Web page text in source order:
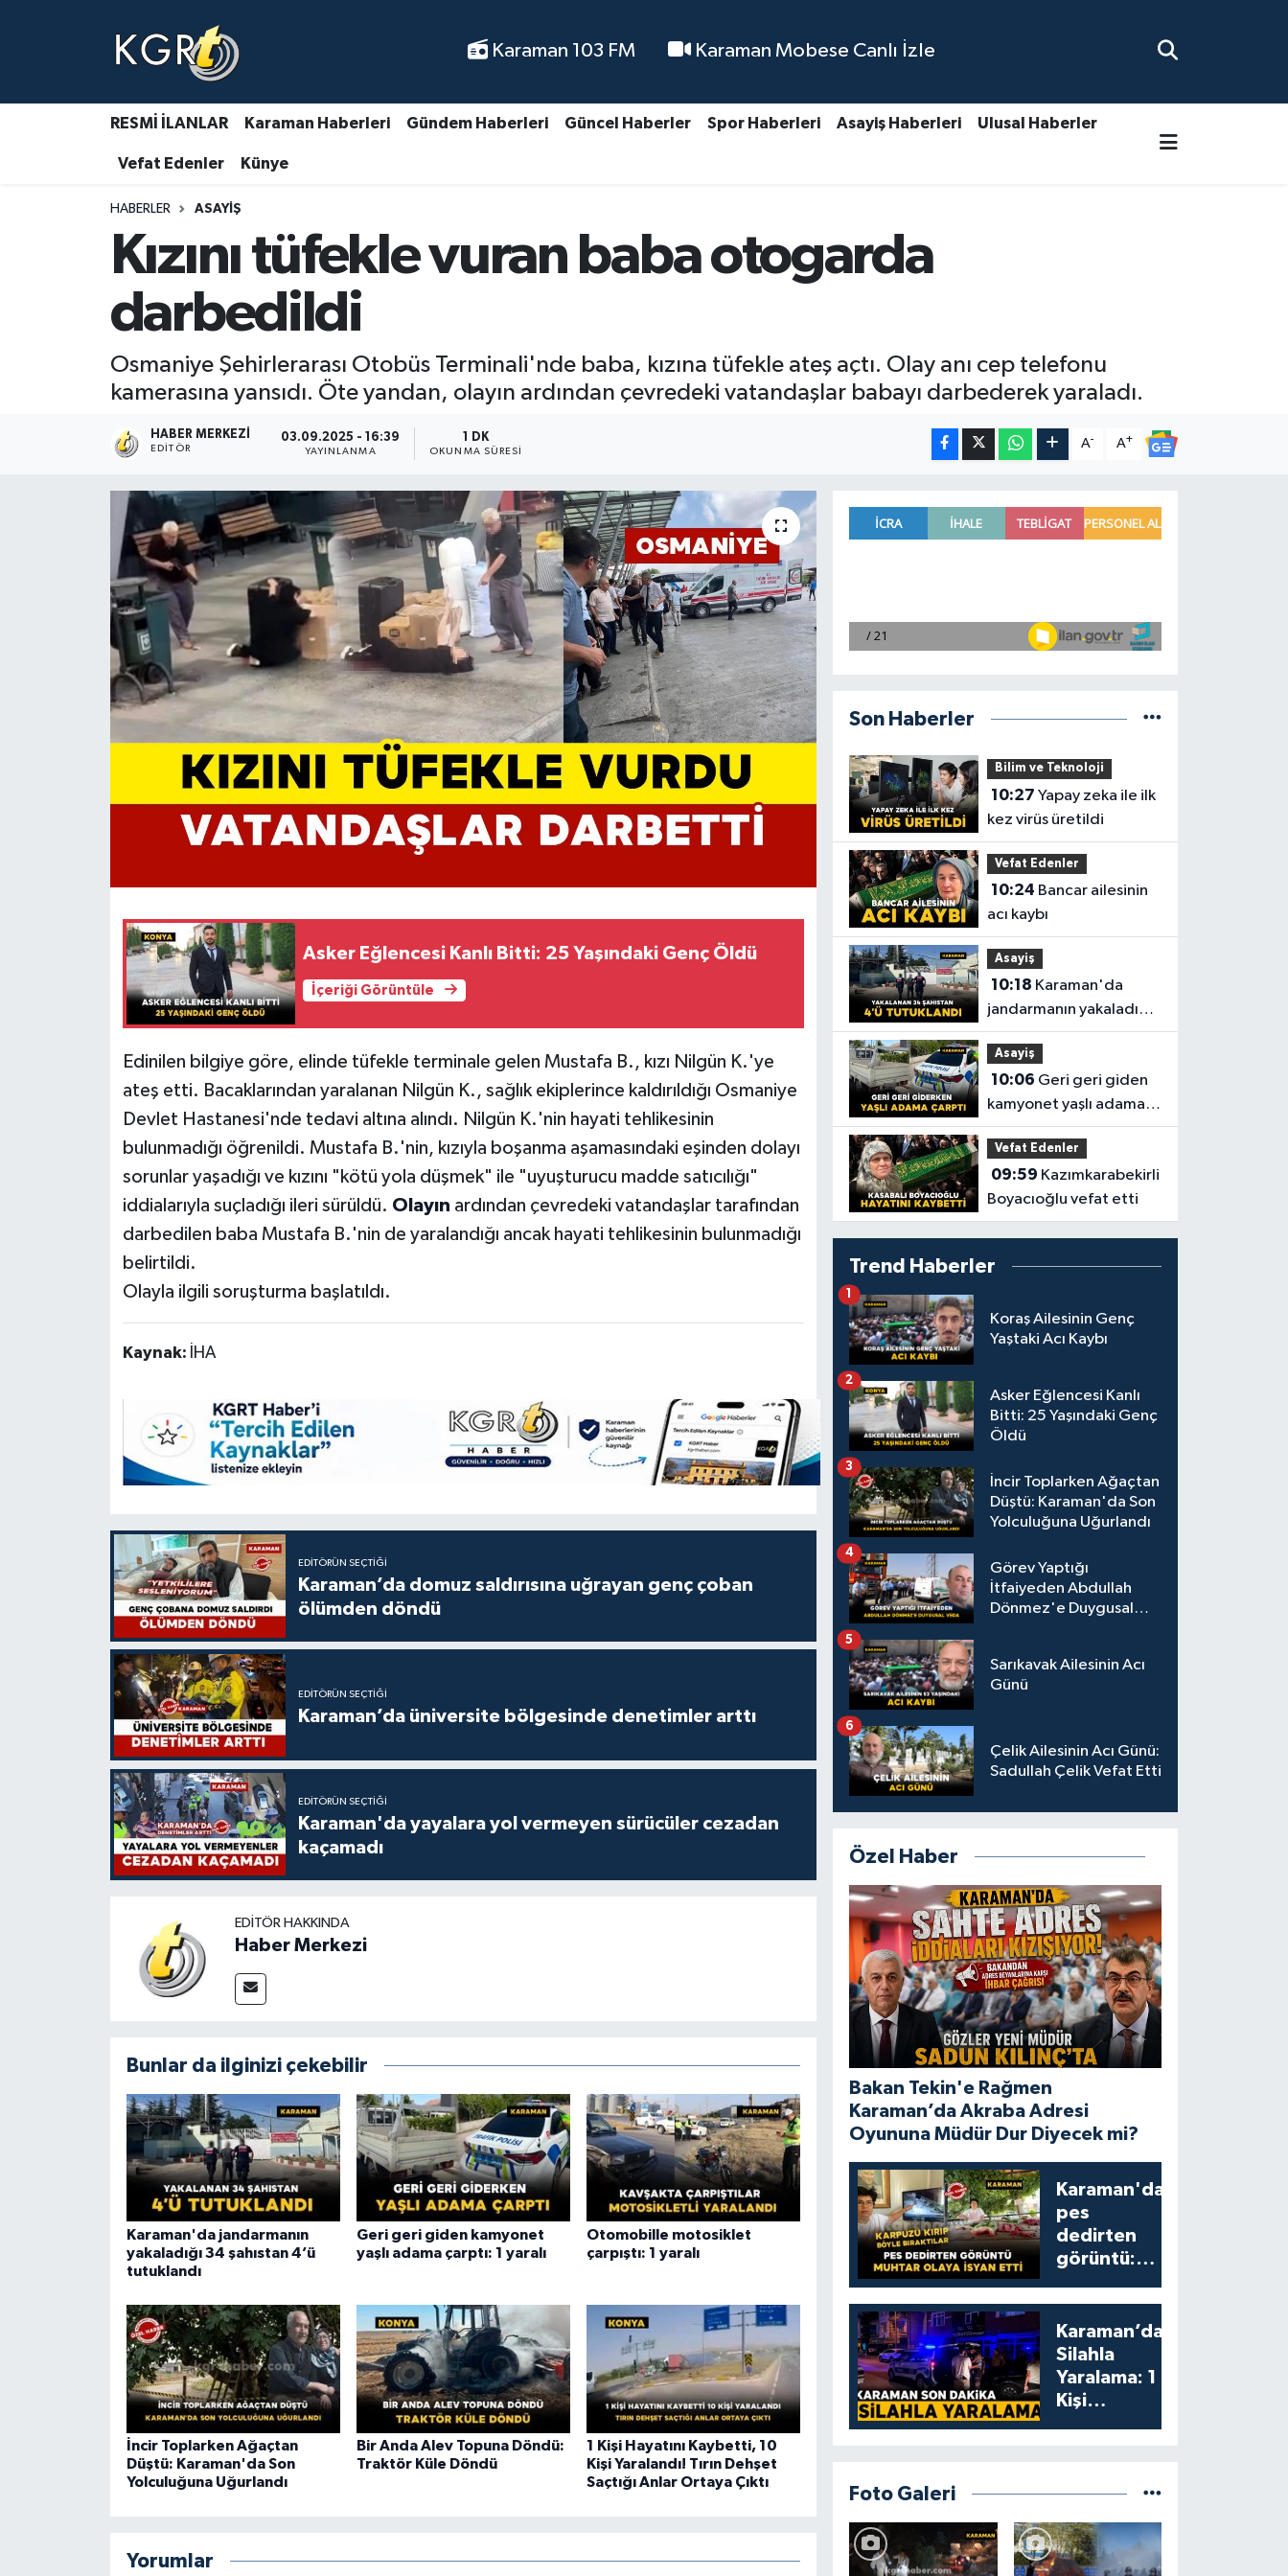
Karaman 103 FM Karaman Mobese Canlı İzle
RESMİ İLANLAR Karaman Haberleri Gündem Haberleri Güncel Haberler Spor Haberleri Asayiş Haberleri Ulusal Haberler
Vefat Edenler Künye
HABERLER ASAYIŞ
Kızını tüfekle vuran baba otogarda
darbedildi
Osmaniye Şehirlerarası Otobüs Terminali'nde baba, kızına tüfekle ateş açtı. Olay anı cep telefonu
kamerasına yansıdı. Öte yandan, olayın ardından çevredeki vatandaşlar babayı darbederek yaraladı.
HABER MERKEZI
EDITÖR
03.09.2025 - 16:39
YAYINLANMA
1 DK
OKUNMA SÜRESI
A- A+
Asker Eğlencesi Kanlı Bitti: 25 Yaşındaki Genç Öldü
İçeriği Görüntüle
Edinilen bilgiye göre, elinde tüfekle terminale gelen Mustafa B., kızı Nilgün K.'ye
ateş etti. Bacaklarından yaralanan Nilgün K., sağlık ekiplerince kaldırıldığı Osmaniye
Devlet Hastanesi'nde tedavi altına alındı. Nilgün K.'nin hayati tehlikesinin
bulunmadığı öğrenildi. Mustafa B.'nin, kızıyla boşanma aşamasındaki eşinden dolayı
sorunlar yaşadığı ve kızını "kötü yola düşmek" ile "uyuşturucu madde satıcılığı"
iddialarıyla suçladığı ileri sürüldü. Olayın ardından çevredeki vatandaşlar tarafından
darbedilen baba Mustafa B.'nin de yaralandığı ancak hayati tehlikesinin bulunmadığı
belirtildi.
Olayla ilgili soruşturma başlatıldı.
Kaynak: İHA
EDITÖRÜN SEÇTIĞI
Karaman’da domuz saldırısına uğrayan genç çoban
ölümden döndü
EDITÖRÜN SEÇTIĞI
Karaman’da üniversite bölgesinde denetimler arttı
EDITÖRÜN SEÇTIĞI
Karaman'da yayalara yol vermeyen sürücüler cezadan
kaçamadı
EDITÖR HAKKINDA
Haber Merkezi
Bunlar da ilginizi çekebilir
Karaman'da jandarmanın
yakaladığı 34 şahıstan 4’ü
tutuklandı
Geri geri giden kamyonet
yaşlı adama çarptı: 1 yaralı
Otomobille motosiklet
çarpıştı: 1 yaralı
İncir Toplarken Ağaçtan
Düştü: Karaman'da Son
Yolculuğuna Uğurlandı
Bir Anda Alev Topuna Döndü:
Traktör Küle Döndü
1 Kişi Hayatını Kaybetti, 10
Kişi Yaralandı! Tırın Dehşet
Saçtığı Anlar Ortaya Çıktı
Yorumlar
Son Haberler
Bilim ve Teknoloji
10:27
kez virüs üretildi
Vefat Edenler
10:24
acı kaybı
Asayiş
10:18
jandarmanın yakaladığı
34 şahıstan 4’ü
tutuklandı
Asayiş
10:06
kamyonet yaşlı adama
çarptı: 1 yaralı
Vefat Edenler
09:59
Boyacıoğlu vefat etti
Trend Haberler
Koraş Ailesinin Genç
Yaştaki Acı Kaybı
1
Asker Eğlencesi Kanlı
Bitti: 25 Yaşındaki Genç
Öldü
2
İncir Toplarken Ağaçtan
Düştü: Karaman'da Son
Yolculuğuna Uğurlandı
3
Görev Yaptığı
İtfaiyeden Abdullah
Dönmez'e Duygusal
4
Sarıkavak Ailesinin Acı
Günü
5
Çelik Ailesinin Acı Günü:
Sadullah Çelik Vefat Etti
6
Özel Haber
Bakan Tekin'e Rağmen
Karaman’da Akraba Adresi
Oyununa Müdür Dur Diyecek mi?
Karaman'da
pes
dedirten
görüntü:
yumruklayıp
yediler,
artıklarını
kamelyada
bıraktılar
Karaman’da
Silahla
Yaralama: 1
Kişi
Foto Galeri
Karaman Haberleri
Gündem Haberleri
Güncel Haberler
Asayiş Haberleri
Ulusal Haberler
Vefat Edenler